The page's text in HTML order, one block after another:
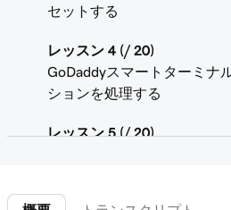
セットする
レッスン 4 (/ 20)
GoDaddyスマートターミナ
ションを処理する
レッスン 5 (/ 20)
レッスン 6 (/ 20)